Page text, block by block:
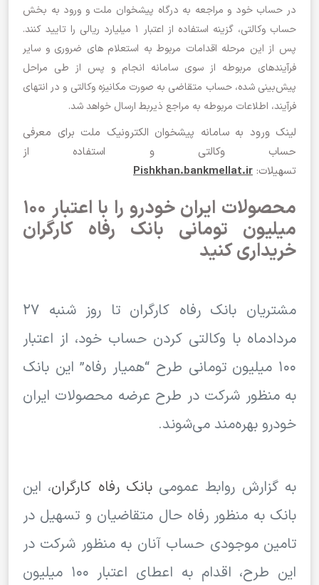
در حساب خود و مراجعه به درگاه پیشخوان ملت و ورود به بخش
حساب وکالتی، گزینه استفاده از اعتبار 1 میلیارد ریالی را تایید کنند.
پس از این مرحله اقدامات مربوط به استعلام های ضروری و سایر
فرآیندهای مربوطه از سوی سامانه انجام و پس از طی مراحل
پیش‌بینی شده، حساب متقاضی به صورت مکانیزه وکالتی و در انتهای
فرآیند، اطلاعات مربوطه به مراجع ذیربط ارسال خواهد شد.
لینک ورود به سامانه پیشخوان الکترونیک ملت برای معرفی
حساب وکالتی و استفاده از
تسهیلات: Pishkhan.bankmellat.ir
محصولات ایران خودرو را با اعتبار 100
میلیون تومانی بانک رفاه کارگران
خریداری کنید
مشتریان بانک رفاه کارگران تا روز شنبه 27
مردادماه با وکالتی کردن حساب خود، از اعتبار
۱۰۰ میلیون تومانی طرح “همیار رفاه” این بانک
به منظور شرکت در طرح عرضه محصولات ایران
خودرو بهره‌مند می‌شوند.
به گزارش روابط عمومیبانک رفاه کارگران، این
بانک به منظور رفاه حال متقاضیان و تسهیل در
تامین موجودی حساب آنان به منظور شرکت در
این طرح، اقدام به اعطای اعتبار ۱۰۰ میلیون